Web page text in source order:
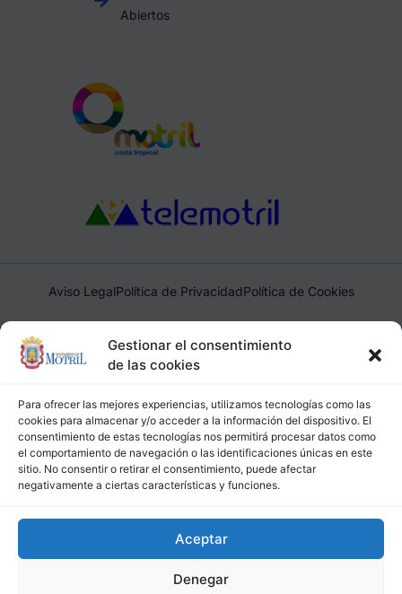
Gestionar el consentimiento
de las cookies
Para ofrecer las mejores experiencias, utilizamos tecnologías como las
cookies para almacenar y/o acceder a la información del dispositivo. El
consentimiento de estas tecnologías nos permitirá procesar datos como
el comportamiento de navegación o las identificaciones únicas en este
sitio. No consentir o retirar el consentimiento, puede afectar
negativamente a ciertas características y funciones.
Aceptar
Denegar
Abiertos
Aviso LegalPolítica de PrivacidadPolítica de Cookies
Ayuntamiento de Motril, Plaza de España, 1, 18600, Motril,
(Granada), CIF: P1814200J, DIR3: L01181400